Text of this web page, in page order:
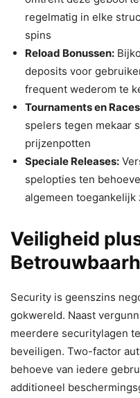
regelmatig in elke
spins
Reload Bonussen:
deposits voor
frequent wederom te
Tournaments en
spelers tegen mekaar
prijzenpotten
Speciale Releases:
spelopties ten
algemeen toegankelijk
Veiligheid
Security is geenszins
gokwereld. Naast
meerdere securitylagen
beveiligen. Two-factor
behoeve van iedere
additioneel